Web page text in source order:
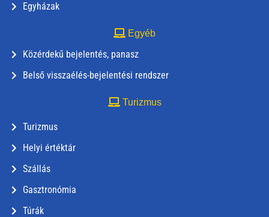
Egyházak
Egyéb
Közérdekű bejelentés, panasz
Belső visszaélés-bejelentési rendszer
Turizmus
Turizmus
Helyi értéktár
Szállás
Gasztronómia
Túrák